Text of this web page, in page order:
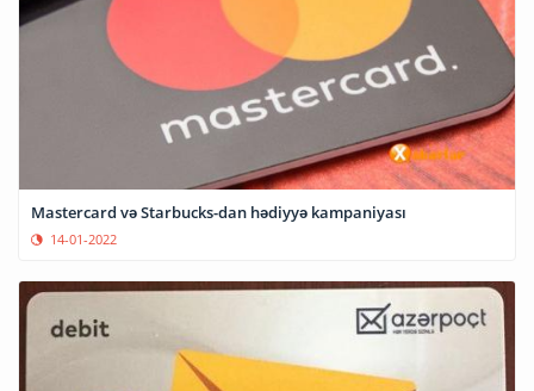
Mastercard və Starbucks-dan hədiyyə kampaniyası
14-01-2022